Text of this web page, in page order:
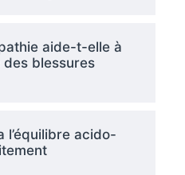
aide-t-elle à
blessures
l’équilibre acido-